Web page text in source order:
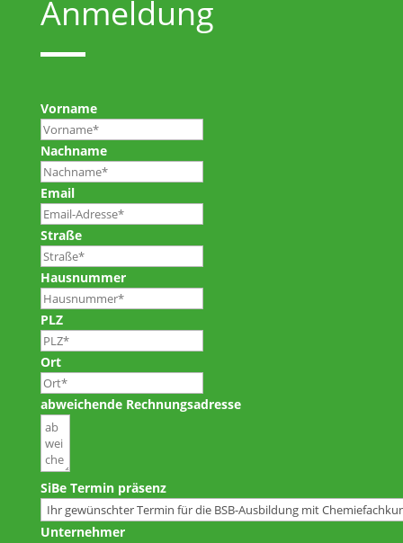
Anmeldung
Vorname
Nachname
Email
Straße
Hausnummer
PLZ
Ort
abweichende Rechnungsadresse
SiBe Termin präsenz
Unternehmer